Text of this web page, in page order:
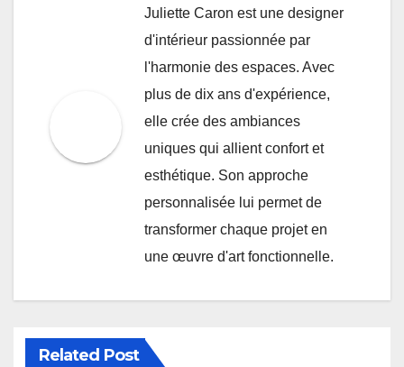
Juliette Caron est une designer
d'intérieur passionnée par
l'harmonie des espaces. Avec
plus de dix ans d'expérience,
elle crée des ambiances
uniques qui allient confort et
esthétique. Son approche
personnalisée lui permet de
transformer chaque projet en
une œuvre d'art fonctionnelle.
Related Post